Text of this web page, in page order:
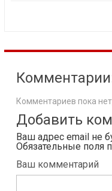
Комментариев пока
Добавить
Ваш адрес email не
Обязательные поля
Ваш комментарий